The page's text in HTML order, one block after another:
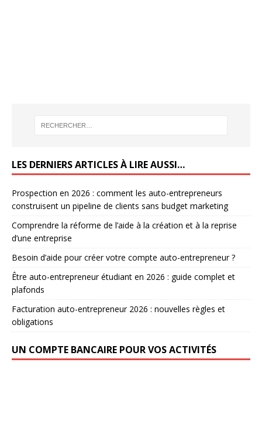
LES DERNIERS ARTICLES À LIRE AUSSI…
Prospection en 2026 : comment les auto-entrepreneurs
construisent un pipeline de clients sans budget marketing
Comprendre la réforme de l’aide à la création et à la reprise
d’une entreprise
Besoin d’aide pour créer votre compte auto-entrepreneur ?
Être auto-entrepreneur étudiant en 2026 : guide complet et
plafonds
Facturation auto-entrepreneur 2026 : nouvelles règles et
obligations
UN COMPTE BANCAIRE POUR VOS ACTIVITÉS